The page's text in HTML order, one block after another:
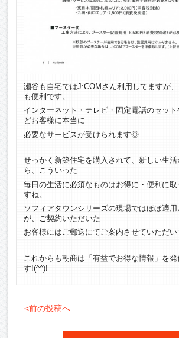
瀬谷も自宅ではJ:COMさん利用してますが
も便利です。
インターネット・テレビ・固定電話のセッ
どお客様に本当に
必要なサービスが受けられます◎
せっかく新築住宅を購入されて、新しい生
ら、こういった
毎日の生活に必須なものはお得に・便利に
すね。
ソフィアタウンシリーズの現場ではほぼ適
が、ご契約いただいた
お客様にはご郵送にてご案内させていただい
これからも朝商は「有益でお得な情報」を
す!(^^)!
<前の投稿へ